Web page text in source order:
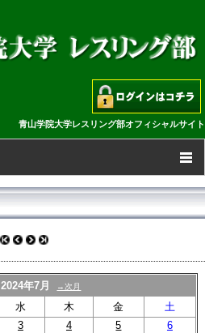
青山学院大学レスリング部オフィシャルサイト
2024年7月 →次月
水 木 金
土
3 4 5
6